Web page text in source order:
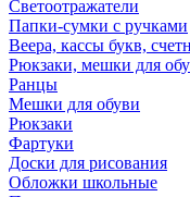
Светоотражатели
Папки-сумки с ручками
Веера, кассы букв,
Рюкзаки, мешки для
Ранцы
Мешки для обуви
Рюкзаки
Фартуки
Доски для рисования
Обложки школьные